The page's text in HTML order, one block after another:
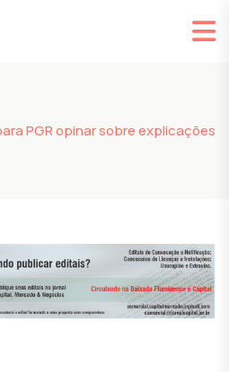
PGR opinar sobre explicações